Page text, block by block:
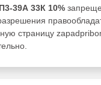
39А 33К 10%
страницу